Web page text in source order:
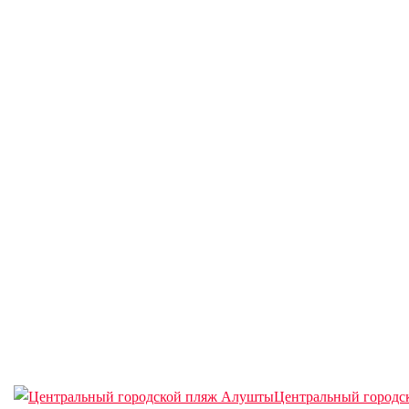
Центральный